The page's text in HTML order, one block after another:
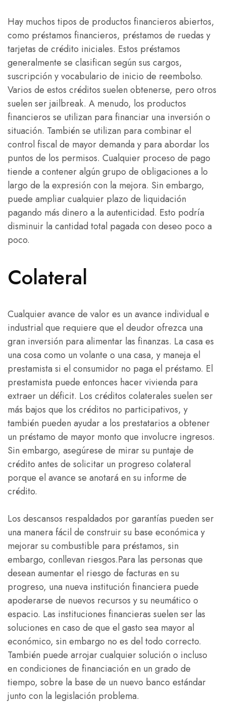
Hay muchos tipos de productos financieros abiertos,
como préstamos financieros, préstamos de ruedas y
tarjetas de crédito iniciales. Estos préstamos
generalmente se clasifican según sus cargos,
suscripción y vocabulario de inicio de reembolso.
Varios de estos créditos suelen obtenerse, pero otros
suelen ser jailbreak. A menudo, los productos
financieros se utilizan para financiar una inversión o
situación. También se utilizan para combinar el
control fiscal de mayor demanda y para abordar los
puntos de los permisos. Cualquier proceso de pago
tiende a contener algún grupo de obligaciones a lo
largo de la expresión con la mejora. Sin embargo,
puede ampliar cualquier plazo de liquidación
pagando más dinero a la autenticidad. Esto podría
disminuir la cantidad total pagada con deseo poco a
poco.
Colateral
Cualquier avance de valor es un avance individual e
industrial que requiere que el deudor ofrezca una
gran inversión para alimentar las finanzas. La casa es
una cosa como un volante o una casa, y maneja el
prestamista si el consumidor no paga el préstamo. El
prestamista puede entonces hacer vivienda para
extraer un déficit. Los créditos colaterales suelen ser
más bajos que los créditos no participativos, y
también pueden ayudar a los prestatarios a obtener
un préstamo de mayor monto que involucre ingresos.
Sin embargo, asegúrese de mirar su puntaje de
crédito antes de solicitar un progreso colateral
porque el avance se anotará en su informe de
crédito.
Los descansos respaldados por garantías pueden ser
una manera fácil de construir su base económica y
mejorar su combustible para préstamos, sin
embargo, conllevan riesgos.Para las personas que
desean aumentar el riesgo de facturas en su
progreso, una nueva institución financiera puede
apoderarse de nuevos recursos y su neumático o
espacio. Las instituciones financieras suelen ser las
soluciones en caso de que el gasto sea mayor al
económico, sin embargo no es del todo correcto.
También puede arrojar cualquier solución o incluso
en condiciones de financiación en un grado de
tiempo, sobre la base de un nuevo banco estándar
junto con la legislación problema.